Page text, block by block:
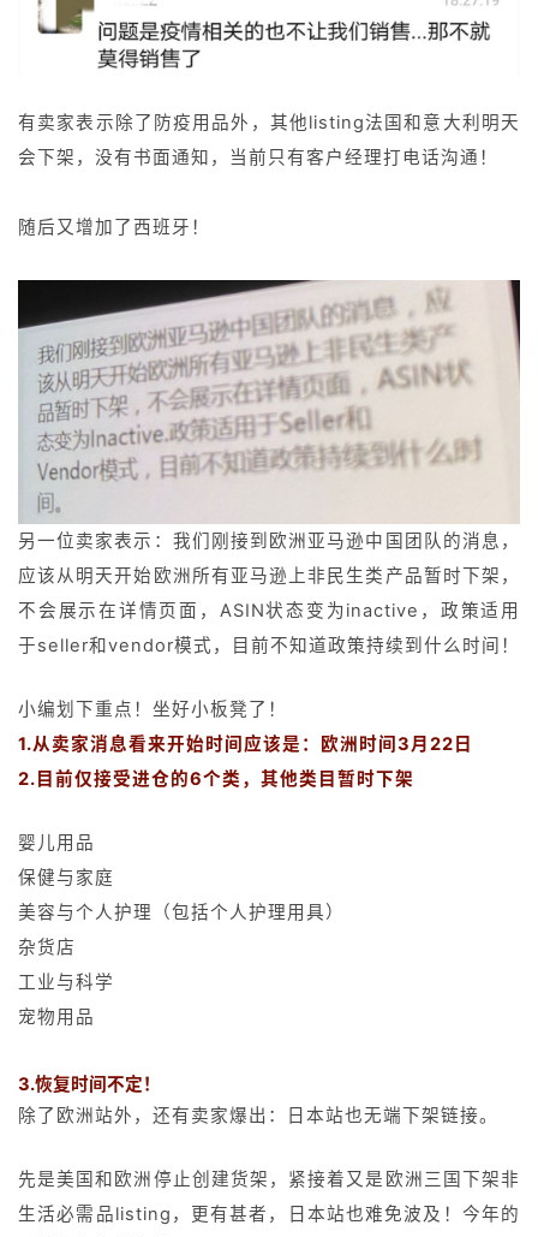
页
运
分
享
案
例
拆
解
操
手
C
u
b
干
选
有卖家表示除了防疫用品外，其他listing法国和意大利明天
会下架，没有书面通知，当前只有客户经理打电话沟通！
随后又增加了西班牙！
另一位卖家表示：我们刚接到欧洲亚马逊中国团队的消息，
应该从明天开始欧洲所有亚马逊上非民生类产品暂时下架，
不会展示在详情页面，ASIN状态变为inactive，政策适用
于seller和vendor模式，目前不知道政策持续到什么时间！
小编划下重点！坐好小板凳了！
1.从卖家消息看来开始时间应该是：欧洲时间3月22日
2.目前仅接受进仓的6个类，其他类目暂时下架
婴儿用品
保健与家庭
美容与个人护理（包括个人护理用具）
杂货店
工业与科学
宠物用品
3.恢复时间不定！
除了欧洲站外，还有卖家爆出：日本站也无端下架链接。
先是美国和欧洲停止创建货架，紧接着又是欧洲三国下架非
生活必需品listing，更有甚者，日本站也难免波及！今年的